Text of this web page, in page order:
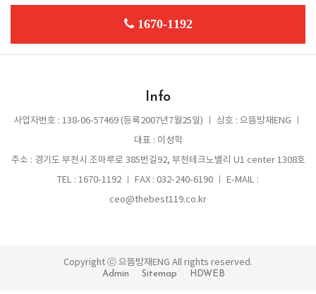
1670-1192
Info
사업자번호 : 138-06-57469 (등록2007년7월25일) ㅣ 상호 : 으뜸방재ENG ㅣ
대표 : 이성학
주소 : 경기도 부천시 조마루로 385번길92, 부천테크노밸리 U1 center 1308호
TEL : 1670-1192 ㅣ FAX : 032-240-6190 ㅣ E-MAIL :
ceo@thebest119.co.kr
Copyright ⓒ 으뜸방재ENG All rights reserved.
Admin Sitemap HDWEB